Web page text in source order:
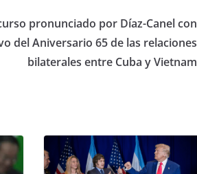
pronunciado por Díaz-Canel con
del Aniversario 65 de las relaciones
bilaterales entre Cuba y Vietnam